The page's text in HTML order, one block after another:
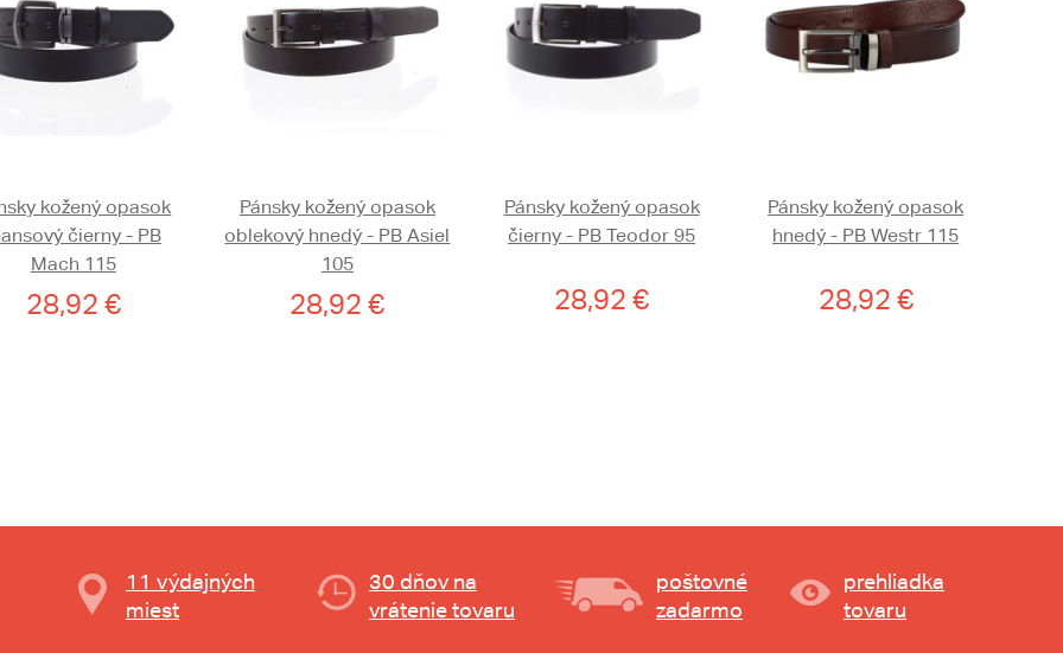
kožený opasok
čierny - PB
Mach 115
28,92 €
Pánsky kožený opasok
oblekový hnedý - PB Asiel
105
28,92 €
Pánsky kožený opasok
čierny - PB Teodor 95
28,92 €
Pánsky kožený opasok
hnedý - PB Westr 115
28,92 €
11 výdajných
miest
30 dňov na
vrátenie tovaru
poštovné
zadarmo
prehliadka
tovaru